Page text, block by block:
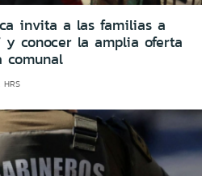
invita a las familias a
y conocer la amplia oferta
comunal